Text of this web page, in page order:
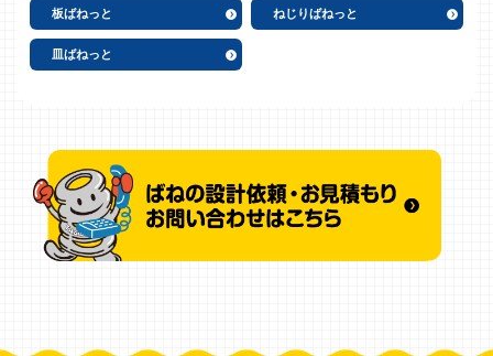
板ばねっと ねじりばねっと
皿ばねっと